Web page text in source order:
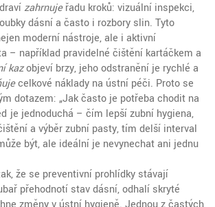
zahrnujeřadu kroků: vizuální inspekci,
dásní a často i rozbory slin. Tyto
moderní nástroje, ale i aktivní
– například pravidelné čištění kartáčkem a
kazobjeví brzy, jeho odstranění je rychlé a
celkové náklady na ústní péči. Proto se
dotazem: „Jak často je potřeba chodit na
je jednoduchá – čím lepšízubní hygiena,
a výběr zubní pasty, tím delší interval
být, ale ideální je nevynechat ani jednu
že se preventivní prohlídky stávají
přehodnotí stav dásní, odhalí skryté